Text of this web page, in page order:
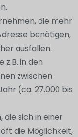
die mehr
benötigen,
ausfallen.
z.B. in den
zwischen
(ca. 27.000 bis
die sich in einer
die Möglichkeit,